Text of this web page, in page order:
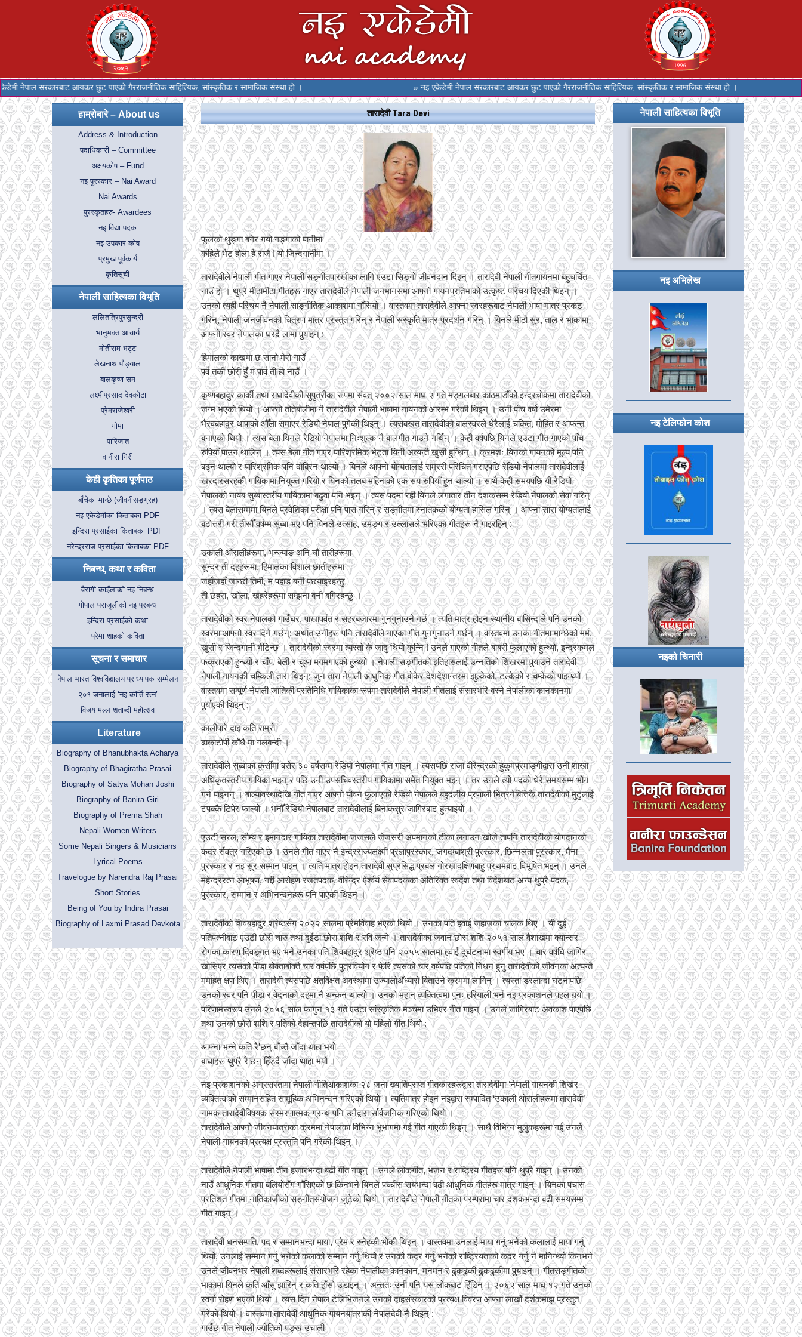
सरकारबाट आयकर छुट पाएको गैरराजनीतिक साहित्यिक, सांस्कृतिक र सामाजिक संस्था हो । » नइ एकेडेमी नेपाल सरकारबाट आयकर छुट पाएको गैरराजनीतिक साहित्यिक, सांस्कृतिक र सामाजिक संस्था हो ।
हाम्रोबारे – About us
Address & Introduction
पदाधिकारी – Committee
अक्षयकोष – Fund
नइ पुरस्कार – Nai Award
Nai Awards
पुरस्कृतहरु- Awardees
नइ विद्या पदक
नइ उपकार कोष
प्रमुख पूर्वकार्य
कृतिसूची
नेपाली साहित्यका विभूति
ललितत्रिपुरसुन्दरी
भानुभक्त आचार्य
मोतीराम भट्ट
लेखनाथ पौड्याल
बालकृष्ण सम
लक्ष्मीप्रसाद देवकोटा
प्रेमराजेश्वरी
गोमा
पारिजात
वानीरा गिरी
केही कृतिका पूर्णपाठ
बाँचेका मान्छे (जीवनीसङ्ग्रह)
नइ एकेडेमीका किताबका PDF
इन्दिरा प्रसाईका किताबका PDF
नरेन्द्रराज प्रसाईका किताबका PDF
निबन्ध, कथा र कविता
वैरागी काइँलाको नइ निबन्ध
गोपाल पराजुलीको नइ प्रबन्ध
इन्दिरा प्रसाईको कथा
प्रेमा शाहको कविता
सूचना र समाचार
नेपाल भारत विश्वविद्यालय प्राध्यापक सम्मेलन
२०१ जनालाई ‘नइ कीर्ति रत्न’
विजय मल्ल शताब्दी महोत्सव
Literature
Biography of Bhanubhakta Acharya
Biography of Bhagiratha Prasai
Biography of Satya Mohan Joshi
Biography of Banira Giri
Biography of Prema Shah
Nepali Women Writers
Some Nepali Singers & Musicians
Lyrical Poems
Travelogue by Narendra Raj Prasai
Short Stories
Being of You by Indira Prasai
Biography of Laxmi Prasad Devkota
तारादेवी Tara Devi
फूलको थुङ्गा बगेर गयो गङ्गाको पानीमा
कहिले भेट होला हे राजै ! यो जिन्दगानीमा ।
तारादेवीले नेपाली गीत गाएर नेपाली सङ्गीतपारखीका लागि एउटा सिङ्गो जीवनदान दिइन् । तारादेवी नेपाली गीतगायनमा बहुचर्चित
नाउँ हो । थुप्रै मीठामीठा गीतहरू गाएर तारादेवीले नेपाली जनमानसमा आफ्नो गायनप्रतिभाको उत्कृष्ट परिचय दिएकी थिइन् ।
उनको त्यही परिचय नै नेपाली साङ्गीतिक आकाशमा गाँसियो । वास्तवमा तारादेवीले आफ्ना स्वरहरूबाट नेपाली भाषा मात्र प्रकट
गरिन्, नेपाली जनजीवनको चित्रण मात्र प्रस्तुत गरिन् र नेपाली संस्कृति मात्र प्रदर्शन गरिन् । यिनले मीठो सुर, ताल र भाकामा
आफ्नो स्वर नेपालका घरदै लामा पुर्‍याइन् :
हिमालको काखमा छ सानो मेरो गाउँ
पर्व तकी छोरी हुँ म पार्व ती हो नाउँ ।
कृष्णबहादुर कार्की तथा राधादेवीकी सुपुत्रीका रूपमा संवत् २००२ साल माघ २ गते मङ्गलबार काठमाडौँको इन्द्रचोकमा तारादेवीको
जन्म भएको थियो । आफ्नो तोतेबोलीमा नै तारादेवीले नेपाली भाषामा गायनको आरम्भ गरेकी थिइन् । उनी पाँच वर्षो उमेरमा
भैरवबहादुर थापाको औँला समाएर रेडियो नेपाल पुगेकी थिइन् । त्यसबखत तारादेवीको बालस्वरले धेरैलाई चकित, मोहित र आफन्त
बनाएको थियो । त्यस बेला यिनले रेडियो नेपालमा निःशुल्क नै बालगीत गाउने गर्थिन् । केही वर्षपछि यिनले एउटा गीत गाएको पाँच
रुपियाँ पाउन थालिन् । त्यस बेला गीत गाएर पारिश्रमिक भेट्ता यिनी अत्यन्तै खुसी हुन्थिन् । क्रमशः यिनको गायनको मूल्य पनि
बढ्न थाल्यो र पारिश्रमिक पनि दोब्रिन थाल्यो । यिनले आफ्नो योग्यतालाई राम्ररी परिचित गराएपछि रेडियो नेपालमा तारादेवीलाई
खरदारसरहकी गायिकामा नियुक्त गरियो र यिनको तलब महिनाको एक सय रुपियाँ हुन थाल्यो । साथै केही समयपछि यी रेडियो
नेपालको नायब सुब्बास्तरीय गायिकामा बढुवा पनि भइन् । त्यस पदमा रही यिनले लगातार तीन दशकसम्म रेडियो नेपालको सेवा गरिन्
। त्यस बेलासम्ममा यिनले प्रवेशिका परीक्षा पनि पास गरिन् र सङ्गीतमा स्नातकको योग्यता हासिल गरिन् । आफ्ना सारा योग्यतालाई
बढोत्तरी गरी तीसौँ वर्षम्म सुब्बा भए पनि यिनले उत्साह, उमङ्ग र उल्लासले भरिएका गीतहरू नै गाइरहिन् :
उकाली ओरालीहरूमा, भन्ज्याङ अनि चौ तारीहरूमा
सुन्दर ती दहहरूमा, हिमालका विशाल छातीहरूमा
जहाँजहाँ जान्छौ तिमी, म पहाड बनी पछयाइरहन्छु
ती छहरा, खोला, खहरेहरूमा सम्झना बनी बगिरहन्छु ।
तारादेवीको स्वर नेपालको गाउँघर, पाखापर्वत र सहरबजारमा गुनगुनाउने गर्छ । त्यति मात्र होइन स्थानीय बासिन्दाले पनि उनको
स्वरमा आफ्नो स्वर दिने गर्छन्; अर्थात् उनीहरू पनि तारादेवीले गाएका गीत गुनगुनाउने गर्छन् । वास्तवमा उनका गीतमा मान्छेको मर्म,
खुसी र जिन्दगानी भेटिन्छ । तारादेवीको स्वरमा त्यस्तो के जादु थियो कुन्नि ! उनले गाएको गीतले बाबरी फुलाएको हुन्थ्यो, इन्द्रकमल
फक्राएको हुन्थ्यो र चाँप, बेली र चुआ मगमगाएको हुन्थ्यो । नेपाली सङ्गीतको इतिहासलाई उन्नतिको शिखरमा पुर्‍याउने तारादेवी
नेपाली गायनकी चम्किली तारा थिइन्; जुन तारा नेपाली आधुनिक गीत बोकेर देशदेशान्तरमा झुल्केको, टल्केको र चम्केको पाइन्थ्यो ।
वास्तवमा सम्पूर्ण नेपाली जातिकी प्रतिनिधि गायिकाका रूपमा तारादेवीले नेपाली गीतलाई संसारभरि बस्ने नेपालीका कानकानमा
पुर्याएकी थिइन् :
कालीपारे दाइ कति राम्रो
ढाकाटोपी काँधै मा गलबन्दी ।
तारादेवीले सुब्बाका कुर्सीमा बसेर ३० वर्षसम्म रेडियो नेपालमा गीत गाइन् । त्यसपछि राजा वीरेन्द्रको हुकुमप्रमाङ्गीद्वारा उनी शाखा
अधिकृतस्तरीय गायिका भइन् र पछि उनी उपसचिवस्तरीय गायिकामा समेत नियुक्त भइन् । तर उनले त्यो पदको धेरै समयसम्म भोग
गर्न पाइनन् । बाल्यावस्थादेखि गीत गाएर आफ्नो यौवन फुलाएको रेडियो नेपालले बहुदलीय प्रणाली भित्रनेबित्तिकै तारादेवीको मुटुलाई
टपक्कै टिपेर फाल्यो । भनौँ रेडियो नेपालबाट तारादेवीलाई बिनाकसुर जागिरबाट हुत्याइयो ।
एउटी सरल, सौम्य र इमानदार गायिका तारादेवीमा जजसले जेजसरी अपमानको टीका लगाउन खोजे तापनि तारादेवीको योगदानको
कदर र्सवत्र गरिएको छ । उनले गीत गाएर नै इन्द्रराज्यलक्ष्मी प्रज्ञापुरस्कार, जगदम्बाश्री पुरस्कार, छिन्नलता पुरस्कार, मैना
पुरस्कार र नइ सुर सम्मान पाइन् । त्यति मात्र होइन तारादेवी सुप्रसिद्ध प्रबल गोरखादक्षिणबाहु प्रथमबाट विभूषित भइन् । उनले
महेन्द्ररत्न आभूषण, गद्दी आरोहण रजतपदक, वीरेन्द्र ऐर्श्वर्य सेवापदकका अतिरिक्त स्वदेश तथा विदेशबाट अन्य थुप्रै पदक,
पुरस्कार, सम्मान र अभिनन्दनहरू पनि पाएकी थिइन् ।
तारादेवीको शिवबहादुर श्रेष्ठसँग २०२२ सालमा प्रेमविवाह भएको थियो । उनका पति हवाई जहाजका चालक थिए । यी दुई
पतिपत्नीबाट एउटी छोरी चारु तथा दुईटा छोरा शशि र रवि जन्मे । तारादेवीका जवान छोरा शशि २०५१ साल वैशाखमा क्यान्सर
रोगका कारण दिवङ्गत भए भने उनका पति शिवबहादुर श्रेष्ठ पनि २०५५ सालमा हवाई दुर्घटनामा स्वर्गीय भए । चार वर्षघि जागिर
खोसिएर त्यसको पीडा बोक्ताबोक्तै चार वर्षपछि पुत्रवियोग र फेरि त्यसको चार वर्षपछि पतिको निधन हुनु तारादेवीको जीवनका अत्यन्तै
मर्माहत क्षण थिए । तारादेवी त्यसपछि क्षतविक्षत अवस्थामा उज्यालोअँध्यारो बिताउने क्रममा लागिन् । त्यस्ता डरलाग्दा घटनापछि
उनको स्वर पनि पीडा र वेदनाको दहमा नै थन्कन थाल्यो । उनको महान् व्यक्तित्वमा पुनः हरियाली भर्न नइ प्रकाशनले पहल गर्‍यो ।
परिणामस्वरूप उनले २०५६ साल फागुन १३ गते एउटा सांस्कृतिक मञ्चमा उभिएर गीत गाइन् । उनले जागिरबाट अवकाश पाएपछि
तथा उनको छोरो शशि र पतिको देहान्तपछि तारादेवीको यो पहिलो गीत थियो :
आफ्ना भन्ने कति रै’छन् बाँच्तै जाँदा थाहा भयो
बाधाहरू थुप्रै रै’छन् हिँड्दै जाँदा थाहा भयो ।
नइ प्रकाशनको अग्रसरतामा नेपाली गीतिआकाशका २८ जना ख्यातिप्राप्त गीतकारहरूद्वारा तारादेवीमा ‘नेपाली गायनकी शिखर
व्यक्तित्व’को सम्मानसहित सामूहिक अभिनन्दन गरिएको थियो । त्यतिमात्र होइन नइद्वारा सम्पादित ‘उकाली ओरालीहरूमा तारादेवी’
नामक तारादेवीविषयक संस्मरणात्मक ग्रन्थ पनि उनैद्वारा र्सार्वजनिक गरिएको थियो ।
तारादेवीले आफ्नो जीवनयात्राका क्रममा नेपालका विभिन्न भूभागमा गई गीत गाएकी थिइन् । साथै विभिन्न मुलुकहरूमा गई उनले
नेपाली गायनको प्रत्यक्ष प्रस्तुति पनि गरेकी थिइन् ।
तारादेवीले नेपाली भाषामा तीन हजारभन्दा बढी गीत गाइन् । उनले लोकगीत, भजन र राष्ट्रिय गीतहरू पनि थुप्रै गाइन् । उनको
नाउँ आधुनिक गीतमा बलियोसँग गाँसिएको छ किनभने यिनले पच्चीस सयभन्दा बढी आधुनिक गीतहरू मात्र गाइन् । यिनका पचास
प्रतिशत गीतमा नातिकाजीको सङ्गीतसंयोजन जुटेको थियो । तारादेवीले नेपाली गीतका परम्परामा चार दशकभन्दा बढी समयसम्म
गीत गाइन् ।
तारादेवी धनसम्पति, पद र सम्मानभन्दा माया, प्रेम र स्नेहकी भोकी थिइन् । वास्तवमा उनलाई माया गर्नु भनेको कलालाई माया गर्नु
थियो, उनलाई सम्मान गर्नु भनेको कलाको सम्मान गर्नु थियो र उनको कदर गर्नु भनेको राष्ट्रियताको कदर गर्नु नै मानिन्थ्यो किनभने
उनले जीवनभर नेपाली शब्दहरूलाई संसारभरि रहेका नेपालीका कानकान, मनमन र ढुकढुकी ढुकढुकीमा पुर्‍याइन् । गीतसङ्गीतको
भाकामा यिनले कति आँसु झारिन् र कति हाँसो उडाइन् । अन्ततः उनी पनि यस लोकबाट हिँडिन् । २०६२ साल माघ १२ गते उनको
स्वर्गा रोहण भएको थियो । त्यस दिन नेपाल टेलिभिजनले उनको दाहसंस्कारको प्रत्यक्ष विवरण आफ्ना लाखौं दर्शकमाझ प्रस्तुत
गरेको थियो । वास्तवमा तारादेवी आधुनिक गायनयात्राकी नेपालदेवी नै थिइन् :
गाउँछ गीत नेपाली ज्योतिको पङ्ख उचाली
नेपाली साहित्यका विभूति
नइ अभिलेख
नइ टेलिफोन कोश
नइको चिनारी